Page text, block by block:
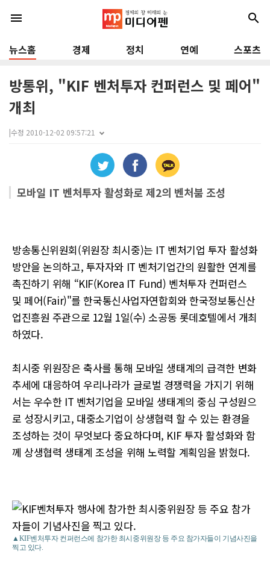
menu search
뉴스홈 경제 정치 연예 스포츠
방통위, "KIF 벤처투자 컨퍼런스 및 페어"
개최
|수정 2010-12-02 09:57:21
모바일 IT 벤처투자 활성화로 제2의 벤처붐 조성
방송통신위원회(위원장 최시중)는 IT 벤처기업 투자 활성화
방안을 논의하고, 투자자와 IT 벤처기업간의 원활한 연계를
촉진하기 위해 “KIF(Korea IT Fund) 벤처투자 컨퍼런스
및 페어(Fair)"를 한국통신사업자연합회와 한국정보통신산
업진흥원 주관으로 12월 1일(수) 소공동 롯데호텔에서 개최
하였다.
최시중 위원장은 축사를 통해 모바일 생태계의 급격한 변화
추세에 대응하여 우리나라가 글로벌 경쟁력을 가지기 위해
서는 우수한 IT 벤처기업을 모바일 생태계의 중심 구성원으
로 성장시키고, 대중소기업이 상생협력 할 수 있는 환경을
조성하는 것이 무엇보다 중요하다며, KIF 투자 활성화와 함
께 상생협력 생태계 조성을 위해 노력할 계획임을 밝혔다.
▲KIF벤처투자 컨퍼런스에 참가한 최시중위원장 등 주요 참가자들이 기념사진을
찍고 있다.